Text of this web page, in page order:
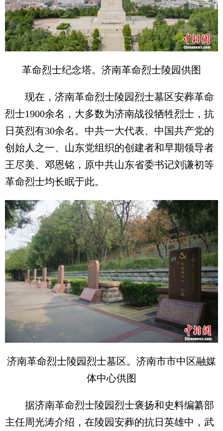
革命烈士纪念塔。济南革命烈士陵园供图
现在，济南革命烈士陵园烈士墓区安葬革命
烈士1900余名，大多数为济南战役牺牲烈士，抗
日英烈有30余名。中共一大代表、中国共产党的
创始人之一、山东党组织的创建者和早期领导者
王尽美、邓恩铭，原中共山东省委书记刘谦初等
革命烈士均长眠于此。
济南革命烈士陵园烈士墓区。济南市市中区融媒
体中心供图
据济南革命烈士陵园烈士褒扬和史料编纂部
主任周光涛介绍，在陵园安葬的抗日英雄中，武